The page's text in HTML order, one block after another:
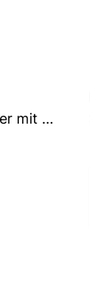
Halbschuhe aus Wildleder mit quadratischen Zehen